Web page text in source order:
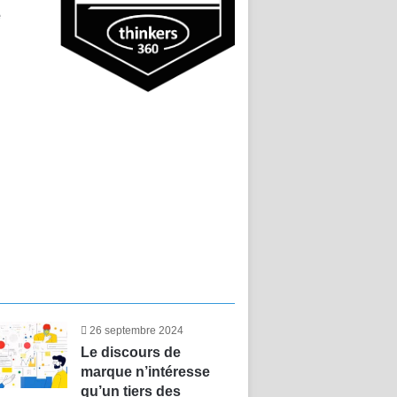
26 septembre 2024
Le discours de
marque n’intéresse
qu’un tiers des